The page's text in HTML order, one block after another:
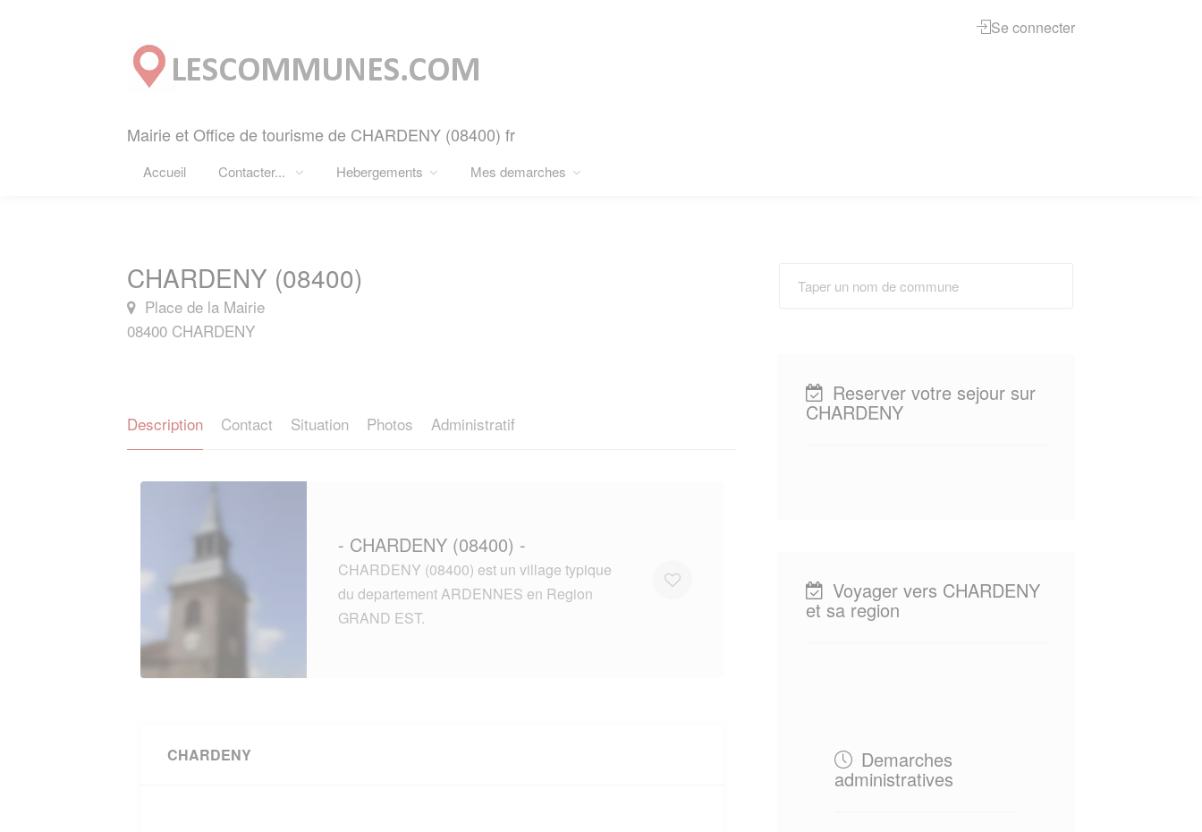
Mairie et Office de tourisme de CHARDENY (08400) fr
Accueil Contacter... Hebergements Mes demarches
Se connecter
CHARDENY (08400)
Place de la Mairie
08400 CHARDENY
Description Contact Situation Photos Administratif
- CHARDENY (08400) -
CHARDENY (08400) est un village typique
du departement ARDENNES en Region
GRAND EST.
CHARDENY
Reserver votre sejour sur
CHARDENY
Voyager vers CHARDENY
et sa region
Demarches
administratives